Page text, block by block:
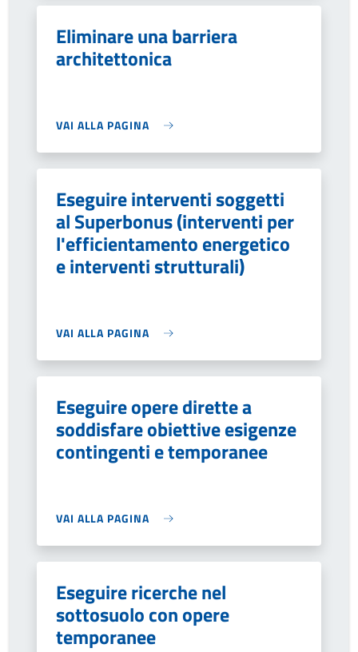
Eliminare una barriera
architettonica
VAI ALLA PAGINA
Eseguire interventi soggetti
al Superbonus (interventi per
l'efficientamento energetico
e interventi strutturali)
VAI ALLA PAGINA
Eseguire opere dirette a
soddisfare obiettive esigenze
contingenti e temporanee
VAI ALLA PAGINA
Eseguire ricerche nel
sottosuolo con opere
temporanee